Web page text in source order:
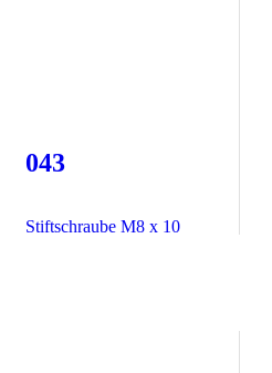
043
Stiftschraube M8 x 10